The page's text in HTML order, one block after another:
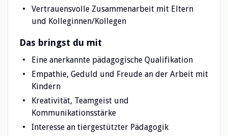
Vertrauensvolle Zusammenarbeit mit Eltern
und Kolleginnen/Kollegen
Das bringst du mit
Eine anerkannte pädagogische Qualifikation
Empathie, Geduld und Freude an der Arbeit mit
Kindern
Kreativität, Teamgeist und
Kommunikationsstärke
Interesse an tiergestützter Pädagogik